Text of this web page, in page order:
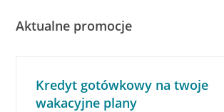
Aktualne promocje
Kredyt gotówkowy na twoje
wakacyjne plany